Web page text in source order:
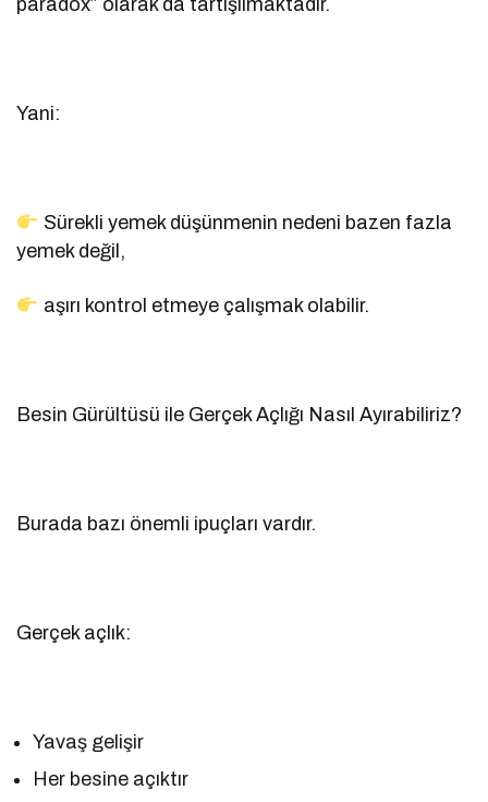
Yani:
Sürekli yemek düşünmenin nedeni bazen fazla
yemek değil,
aşırı kontrol etmeye çalışmak olabilir.
Besin Gürültüsü ile Gerçek Açlığı Nasıl Ayırabiliriz?
Burada bazı önemli ipuçları vardır.
Gerçek açlık:
Yavaş gelişir
Her besine açıktır